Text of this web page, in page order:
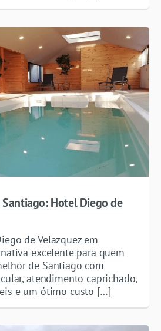
Hotel Diego de
de Velazquez em
excelente para quem
de Santiago com
atendimento caprichado,
e um ótimo custo […]